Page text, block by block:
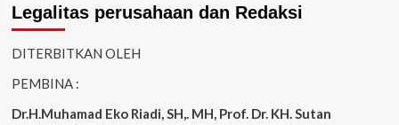
Legalitas perusahaan dan Redaksi
DITERBITKAN OLEH
PEMBINA :
Dr.H.Muhamad Eko Riadi , SH,. MH , Prof. Dr. KH. Sutan